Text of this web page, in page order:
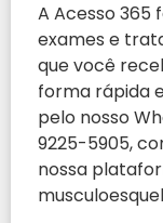
A Acesso 365
exames e
que você
forma rápida
pelo nosso
9225-5905,
nossa